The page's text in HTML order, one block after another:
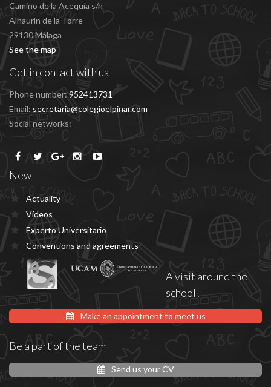
Camino de la Acequía s/n
Alhaurín de la Torre
29130 Málaga
See the map
Get in contact with us
Phone number: 952413731
Email: secretaria@colegioelpinar.com
Social networks:
New
Actuality
Vídeos
Experto Universitario
Conventions and agreements
A visit around the
school!
Make an appointment to meet us
Be a part of the team
Send us your CV